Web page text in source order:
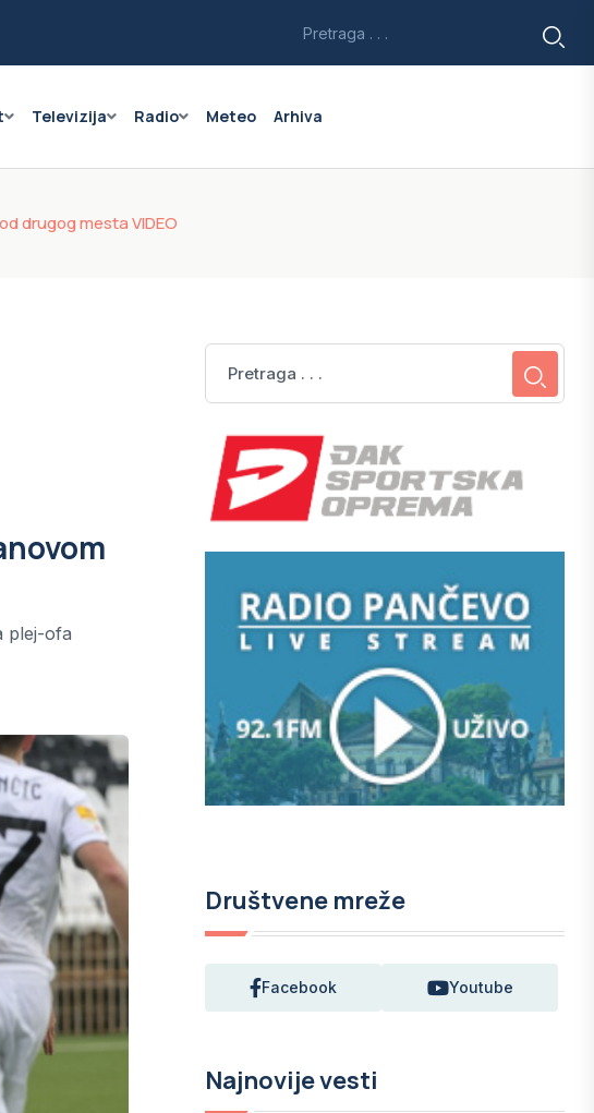
Televizija Radio Meteo Arhiva
drugog mesta VIDEO
plej-ofa
Društvene mreže
Facebook Youtube
Najnovije vesti